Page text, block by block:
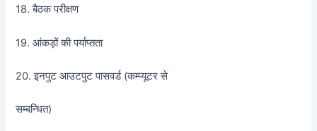
18. बैठक परीक्षण
19. आंकड़ों की पर्याप्तता
20. इनपुट आउटपुट पासवर्ड (कम्प्यूटर से
सम्बन्धित)